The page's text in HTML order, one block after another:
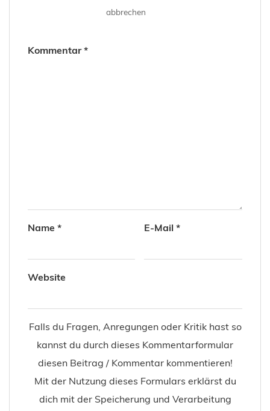
abbrechen
Kommentar*
Name * E-Mail *
Website
Falls du Fragen, Anregungen oder Kritik hast so
kannst du durch dieses Kommentarformular
diesen Beitrag / Kommentar kommentieren!
Mit der Nutzung dieses Formulars erklärst du
dich mit der Speicherung und Verarbeitung